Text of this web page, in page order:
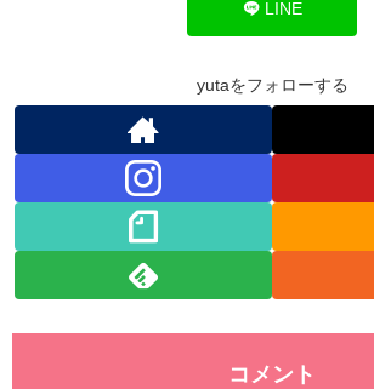
p
p
LINE
yutaをフォローする
コメント